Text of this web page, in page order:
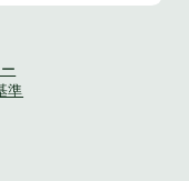
準